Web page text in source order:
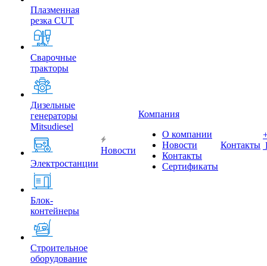
Плазменная
резка CUT
Сварочные
тракторы
Дизельные
генераторы
Mitsudiesel
Электростанции
Блок-
контейнеры
Строительное
оборудование
Новости
Компания
О компании
Новости
Контакты
Сертификаты
Контакты